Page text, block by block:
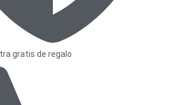
gratis de regalo